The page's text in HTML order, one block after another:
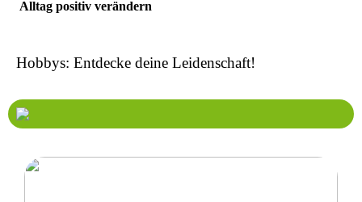
Alltag positiv verändern
Hobbys: Entdecke deine Leidenschaft!